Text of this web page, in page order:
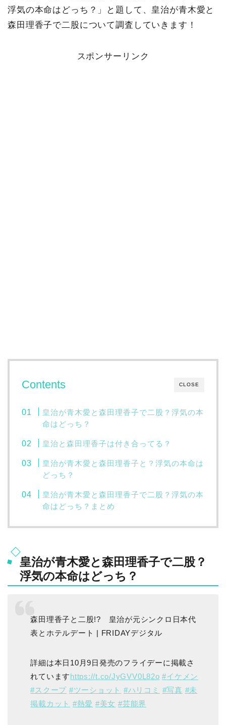
浮気の本命はどっち？」と題して、皇治が青木愛と
森田理香子で二股について調査していきます！
スポンサーリンク
CLOSE
Contents
皇治が青木愛と森田理香子で二股？浮気の本
命はどっち？
皇治と森田理香子は付き合ってる？
皇治が青木愛と森田理香子と？浮気の本命は
どっち？
皇治が青木愛と森田理香子で二股？浮気の本
命はどっち？まとめ
皇治が青木愛と森田理香子で二股？
浮気の本命はどっち？
森田理香子と二股!? 皇治が元シンクロ日本代
表とホテルデート | FRIDAYデジタル
詳細は本日10月9日発売のフライデーに掲載さ
れていますhttps://t.co/JyGVV0L82o #イケメン
#スクープ #ツーショット #ハリコミ #写真 #未
掲載カット #熱愛 #美女 #芸能界